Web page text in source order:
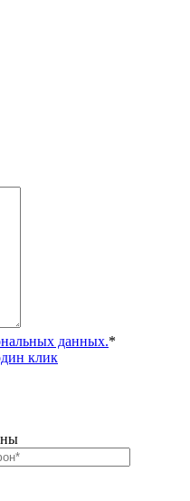
данных.*
клик